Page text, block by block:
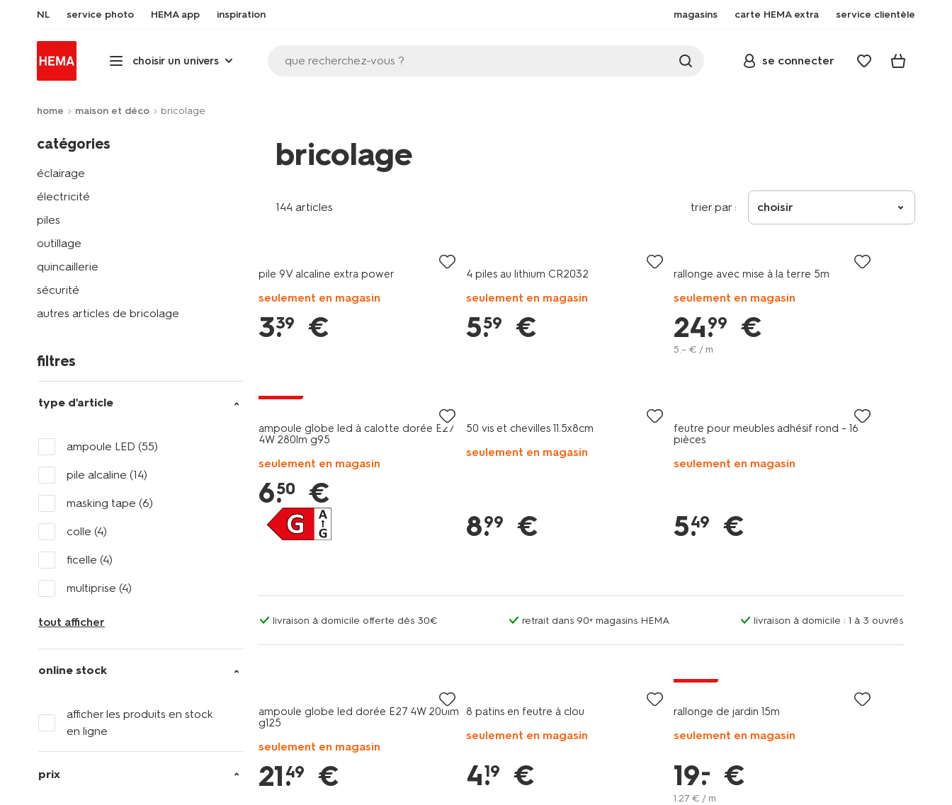
NL service photo HEMA app inspiration magasins carte HEMA extra service clientèle
choisir un univers que recherchez-vous ? se connecter
home maison et déco bricolage
catégories
éclairage
électricité
piles
outillage
quincaillerie
sécurité
autres articles de bricolage
filtres
type d'article
ampoule LED (55)
pile alcaline (14)
masking tape (6)
colle (4)
ficelle (4)
multiprise (4)
tout afficher
online stock
afficher les produits en stock
en ligne
prix
bricolage
144 articles trier par : choisir
pile 9V alcaline extra power
seulement en magasin
3.
39 €
4 piles au lithium CR2032
seulement en magasin
5.
59 €
rallonge avec mise à la terre 5m
seulement en magasin
24.
99 €
5.– € / m
ampoule globe led à calotte dorée E27
4W 280lm g95
seulement en magasin
6.
50 €
50 vis et chevilles 11.5x8cm
seulement en magasin
8.
99 €
feutre pour meubles adhésif rond - 16
pièces
seulement en magasin
5.
49 €
livraison à domicile offerte dès 30€ retrait dans 90+ magasins HEMA livraison à domicile : 1 à 3 ouvrés
ampoule globe led dorée E27 4W 200lm
g125
seulement en magasin
21.
49 €
8 patins en feutre à clou
seulement en magasin
4.
19 €
rallonge de jardin 15m
seulement en magasin
19.
– €
1.27€ / m